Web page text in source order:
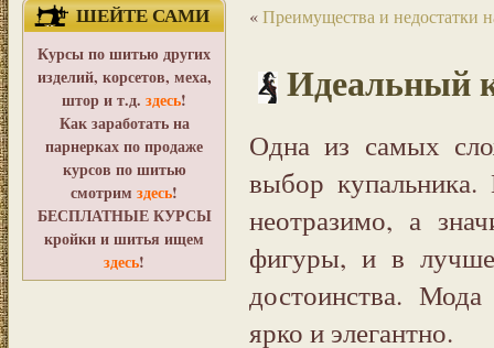
ШЕЙТЕ САМИ
Курсы по шитью других
изделий, корсетов, меха,
штор и т.д. здесь!
Как заработать на
парнерках по продаже
курсов по шитью
смотрим здесь!
БЕСПЛАТНЫЕ КУРСЫ
кройки и шитья ищем
здесь!
«Преимущества и недостатки
Идеальный
Одна из самых
выбор
неотразимо, а
фигуры, и в
достоинства. Мода
ярко и элегантно.